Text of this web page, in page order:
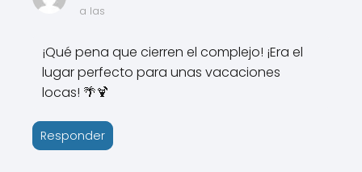
a las
¡Qué pena que cierren el complejo! ¡Era el
lugar perfecto para unas vacaciones
locas! 🌴🍹
Responder